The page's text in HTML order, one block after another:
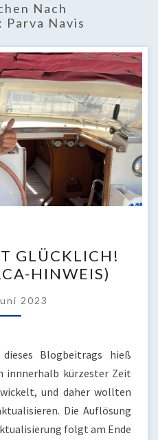
Nach
Parva Navis
IST
GLÜCKLICH!
(UND
EIN
HINWEIS)
GLÜCKLICH!
HINWEIS)
2023
Blogbeitrags hieß
innnerhalb kürzester Zeit
und daher wollten
Die Auflösung
folgt am Ende